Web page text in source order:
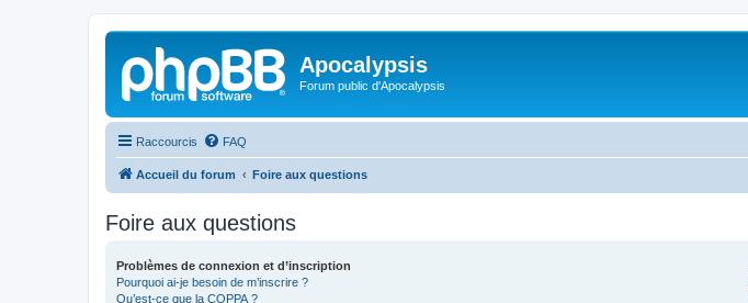
Apocalypsis
Forum public d'Apocalypsis
Raccourcis FAQ
Accueil du forum Foire aux questions
Foire aux questions
Problèmes de connexion et d’inscription
Pourquoi ai-je besoin de m’inscrire ?
Qu’est-ce que la COPPA ?